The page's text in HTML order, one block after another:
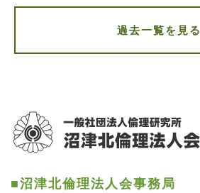
過去一覧を見る
■沼津北倫理法人会事務局